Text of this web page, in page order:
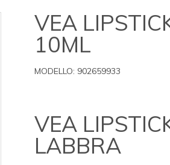
VEA
10ML
MODELLO: 902659933
VEA
LABBRA